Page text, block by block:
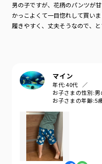
男の子ですが、花柄のパンツが
かっこよくて一目惚れして買いま
履きやすく、丈夫そうなので、と
マイン
年代:40代
お子さまの性別:男
お子さまの年齢:5
着用イメージ/カラー：オフホ
モデル：身長109.0cm 体重
サイズ：サイズ110
カテゴリ
カラー
／ ブラック
性別タイプ
／BOY
／11-4131-383